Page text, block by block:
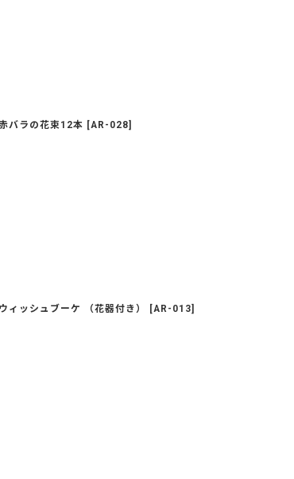
バラの花束12本 [AR-028]
ィッシュブーケ （花器付き） [AR-013]